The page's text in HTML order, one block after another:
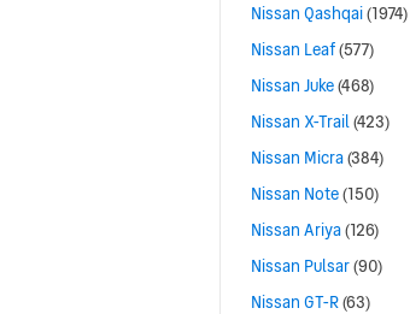
Nissan Qashqai(1974)
Nissan Leaf(577)
Nissan Juke(468)
Nissan X-Trail(423)
Nissan Micra(384)
Nissan Note(150)
Nissan Ariya(126)
Nissan Pulsar(90)
Nissan GT-R(63)